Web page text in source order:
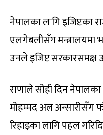
नेपालका लागि इजिप्टका
एलगेबलीसँग मन्त्रालयमा
उनले इजिप्ट सरकारसमक्ष
राणाले सोही दिन
मोहम्मद अल अन्सारीसँग
रिहाइका लागि पहल